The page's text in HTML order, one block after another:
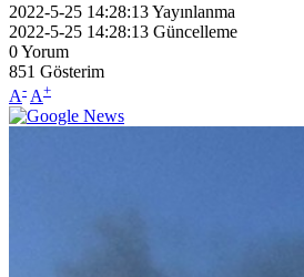
2022-5-25 14:28:13Yayınlanma
2022-5-25 14:28:13 Güncelleme
0Yorum
851 Gösterim
A- A+